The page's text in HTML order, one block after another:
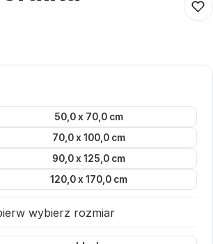
50,0 x 70,0 cm
70,0 x 100,0 cm
90,0 x 125,0 cm
120,0 x 170,0 cm
wybierz rozmiar